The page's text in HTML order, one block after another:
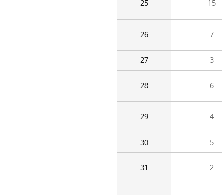
25 15
26 7
27 3
28 6
29 4
30 5
31 2